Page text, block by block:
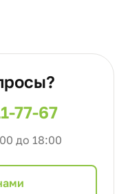
77-67
до 18:00